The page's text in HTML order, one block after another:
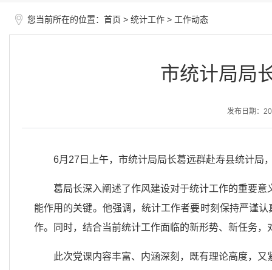
您当前所在的位置： 首页 > 统计工作 > 工作动态
市统计局局
发布日期：
6月27日上午，市统计局局长葛远群赴寿县统计局
葛局长深入阐述了作风建设对于统计工作的重要
能作用的关键。他强调，统计工作者要时刻保持严谨
作。同时，结合当前统计工作面临的新形势、新任务
此次党课内容丰富、内涵深刻，既有理论高度，